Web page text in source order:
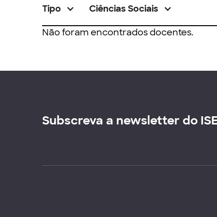
Tipo Ciências Sociais
Não foram encontrados docentes.
Subscreva a newsletter do